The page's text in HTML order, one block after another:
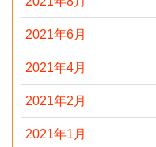
2021年6月
2021年4月
2021年2月
2021年1月